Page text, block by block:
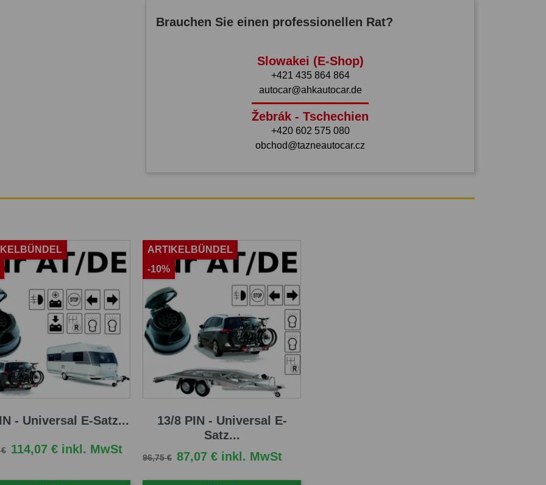
Brauchen Sie einen professionellen Rat?
Slowakei (E-Shop)
+421 435 864 864
autocar@ahkautocar.de
Žebrák - Tschechien
+420 602 575 080
obchod@tazneautocar.cz
- Universal E-Satz...
Preis
114,07 € inkl. MwSt
13/8 PIN - Universal E-
Satz...
Verkaufspreis
96,75 € Preis
87,07 € inkl. MwSt
ARTIKELBÜNDEL
-10%